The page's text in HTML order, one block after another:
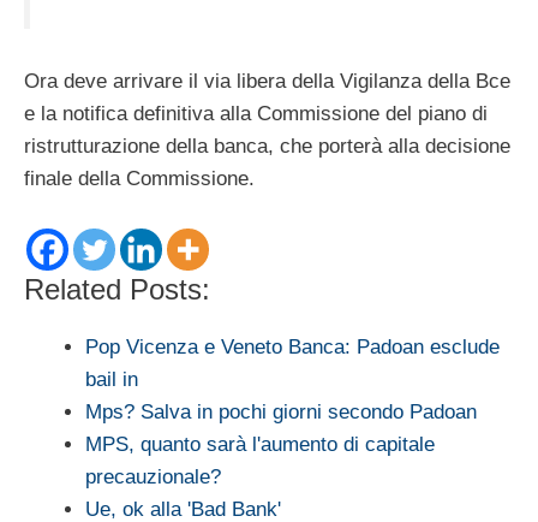
Ora deve arrivare il via libera della Vigilanza della Bce
e la notifica definitiva alla Commissione del piano di
ristrutturazione della banca, che porterà alla decisione
finale della Commissione.
Related Posts:
Pop Vicenza e Veneto Banca: Padoan esclude
bail in
Mps? Salva in pochi giorni secondo Padoan
MPS, quanto sarà l'aumento di capitale
precauzionale?
Ue, ok alla 'Bad Bank'